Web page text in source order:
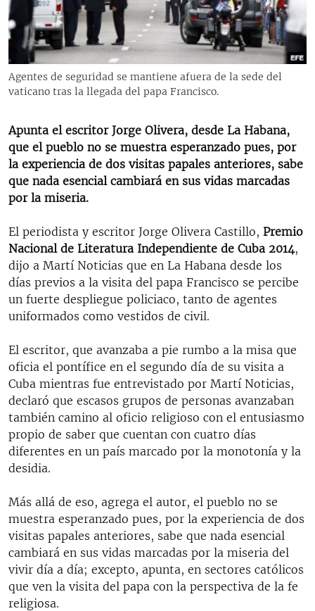
RADIO MARTÍ
ESPECIALES
ESPECIALES
LA REALIDAD DE LA VIVIENDA EN CUBA
LOS SANTOS DE HIALEAH
MULTIMEDIA
EDITORIALES
SÍGUENOS
Agentes de seguridad se mantiene afuera de la sede del
vaticano tras la llegada del papa Francisco.
Apunta el escritor Jorge Olivera, desde La Habana,
que el pueblo no se muestra esperanzado pues, por
la experiencia de dos visitas papales anteriores, sabe
que nada esencial cambiará en sus vidas marcadas
por la miseria.
El periodista y escritor Jorge Olivera Castillo, Premio
Nacional de Literatura Independiente de Cuba 2014,
dijo a Martí Noticias que en La Habana desde los
días previos a la visita del papa Francisco se percibe
un fuerte despliegue policiaco, tanto de agentes
uniformados como vestidos de civil.
El escritor, que avanzaba a pie rumbo a la misa que
oficia el pontífice en el segundo día de su visita a
Cuba mientras fue entrevistado por Martí Noticias,
declaró que escasos grupos de personas avanzaban
también camino al oficio religioso con el entusiasmo
propio de saber que cuentan con cuatro días
diferentes en un país marcado por la monotonía y la
desidia.
Más allá de eso, agrega el autor, el pueblo no se
muestra esperanzado pues, por la experiencia de dos
visitas papales anteriores, sabe que nada esencial
cambiará en sus vidas marcadas por la miseria del
vivir día a día; excepto, apunta, en sectores católicos
que ven la visita del papa con la perspectiva de la fe
religiosa.